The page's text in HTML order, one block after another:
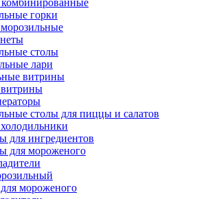
горки
столы
лари
витрины
столы для пиццы и салатов
для ингредиентов
для мороженого
мороженого